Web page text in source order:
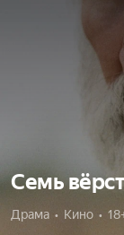
Семь
Драма  •  Кино  •